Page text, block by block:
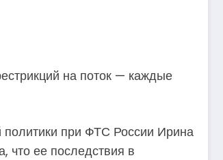
на поток — каждые
политики при ФТС России Ирина
что ее последствия в